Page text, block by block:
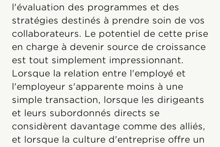
l'évaluation des programmes et des
stratégies destinés à prendre soin de vos
collaborateurs. Le potentiel de cette prise
en charge à devenir source de croissance
est tout simplement impressionnant.
Lorsque la relation entre l'employé et
l'employeur s'apparente moins à une
simple transaction, lorsque les dirigeants
et leurs subordonnés directs se
considèrent davantage comme des alliés,
et lorsque la culture d'entreprise offre un